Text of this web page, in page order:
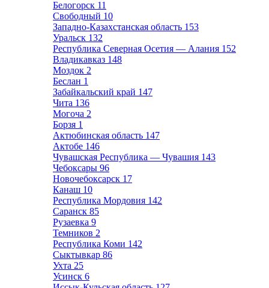
Белогорск 11
Свободный 10
Западно-Казахстанская область 153
Уральск 132
Республика Северная Осетия — Алания 152
Владикавказ 148
Моздок 2
Беслан 1
Забайкальский край 147
Чита 136
Могоча 2
Борзя 1
Актюбинская область 147
Актобе 146
Чувашская Республика — Чувашия 143
Чебоксары 96
Новочебоксарск 17
Канаш 10
Республика Мордовия 142
Саранск 85
Рузаевка 9
Темников 2
Республика Коми 142
Сыктывкар 86
Ухта 25
Усинск 6